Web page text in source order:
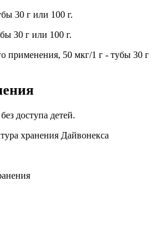
30 г или 100 г.
30 г или 100 г.
применения, 50 мкг/1 г - тубы 30 г
доступа детей.
хранения Дайвонекса